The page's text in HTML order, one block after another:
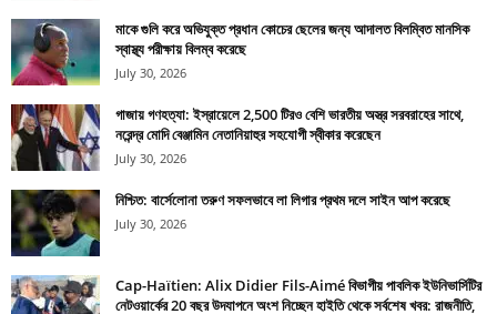
মাকে গুলি করে অভিযুক্ত প্রধান কোচের ছেলের জন্য আদালত বিলম্বিত মানসিক
স্বাস্থ্য পরীক্ষায় বিলম্ব করেছে
July 30, 2026
গাজায় গণহত্যা: ইস্রায়েলে 2,500 টিরও বেশি ভারতীয় অস্ত্র সরবরাহের সাথে,
নরেন্দ্র মোদি বেঞ্জামিন নেতানিয়াহুর সহযোগী স্বীকার করেছেন
July 30, 2026
নিশ্চিত: বার্সেলোনা তরুণ সফলভাবে লা লিগার প্রথম দলে সাইন আপ করেছে
July 30, 2026
Cap-Haïtien: Alix Didier Fils-Aimé বিভাগীয় পাবলিক ইউনিভার্সিটির
নেটওয়ার্কের 20 বছর উদযাপনে অংশ নিচ্ছেন হাইতি থেকে সর্বশেষ খবর: রাজনীতি,